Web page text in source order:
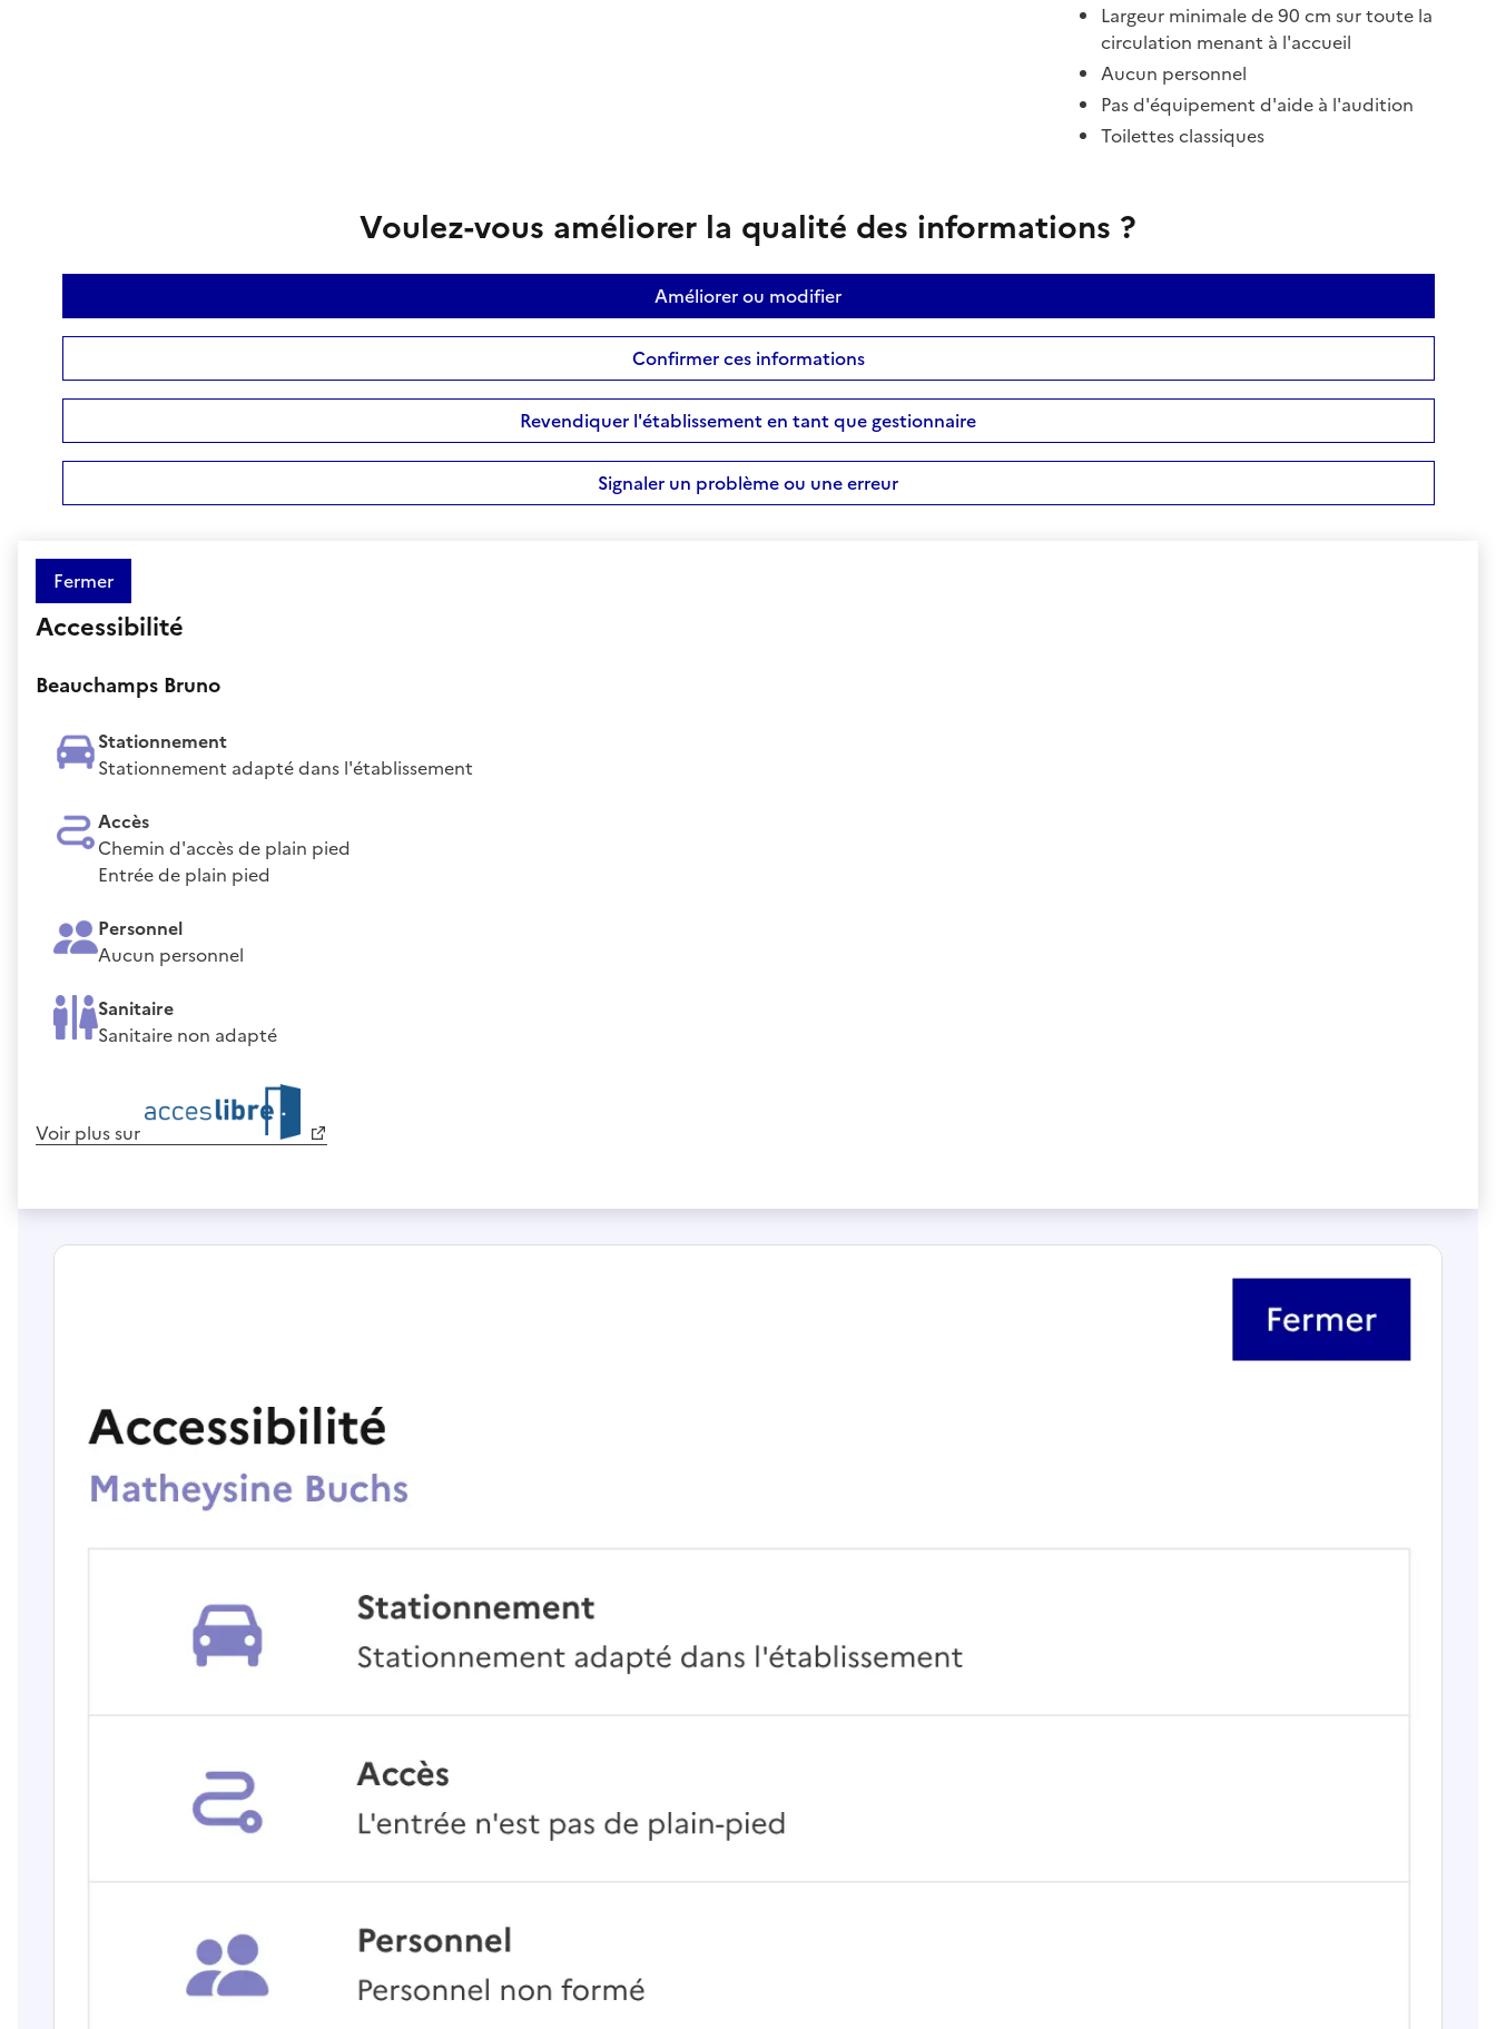
Largeur minimale de 90 cm sur toute la
circulation menant à l'accueil
Aucun personnel
Pas d'équipement d'aide à l'audition
Toilettes classiques
Voulez-vous améliorer la qualité des informations ?
Améliorer ou modifier
Confirmer ces informations
Revendiquer l'établissement en tant que gestionnaire
Signaler un problème ou une erreur
Fermer
Accessibilité
Beauchamps Bruno
Stationnement
Stationnement adapté dans l'établissement
Accès
Chemin d'accès de plain pied
Entrée de plain pied
Personnel
Aucun personnel
Sanitaire
Sanitaire non adapté
Voir plus sur